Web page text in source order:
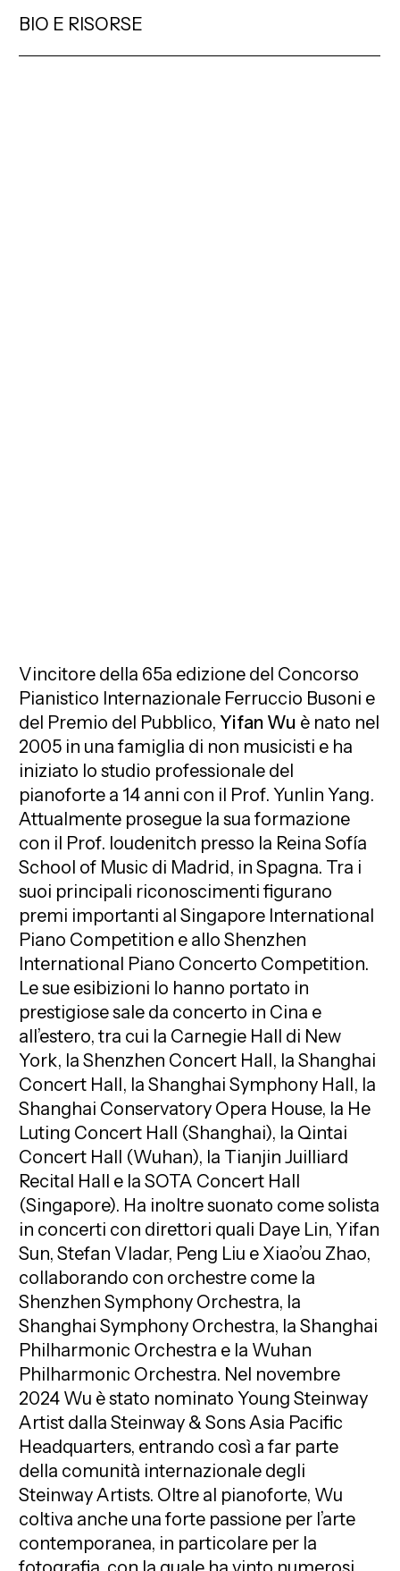
BIO E RISORSE
Vincitore della 65a edizione del Concorso
Pianistico Internazionale Ferruccio Busoni e
del Premio del Pubblico,Yifan Wu è nato nel
2005 in una famiglia di non musicisti e ha
iniziato lo studio professionale del
pianoforte a 14 anni con il Prof. Yunlin Yang.
Attualmente prosegue la sua formazione
con il Prof. Ioudenitch presso la Reina Sofía
School of Music di Madrid, in Spagna. Tra i
suoi principali riconoscimenti figurano
premi importanti al Singapore International
Piano Competition e allo Shenzhen
International Piano Concerto Competition.
Le sue esibizioni lo hanno portato in
prestigiose sale da concerto in Cina e
all’estero, tra cui la Carnegie Hall di New
York, la Shenzhen Concert Hall, la Shanghai
Concert Hall, la Shanghai Symphony Hall, la
Shanghai Conservatory Opera House, la He
Luting Concert Hall (Shanghai), la Qintai
Concert Hall (Wuhan), la Tianjin Juilliard
Recital Hall e la SOTA Concert Hall
(Singapore). Ha inoltre suonato come solista
in concerti con direttori quali Daye Lin, Yifan
Sun, Stefan Vladar, Peng Liu e Xiao’ou Zhao,
collaborando con orchestre come la
Shenzhen Symphony Orchestra, la
Shanghai Symphony Orchestra, la Shanghai
Philharmonic Orchestra e la Wuhan
Philharmonic Orchestra. Nel novembre
2024 Wu è stato nominato Young Steinway
Artist dalla Steinway & Sons Asia Pacific
Headquarters, entrando così a far parte
della comunità internazionale degli
Steinway Artists. Oltre al pianoforte, Wu
coltiva anche una forte passione per l’arte
contemporanea, in particolare per la